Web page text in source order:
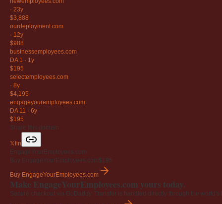
· 23y
$3,888
ourdeployment.com
· 12y
$988
businessemployees.com
DA 1 · 1y
$195
selectemployees.com
· 8y
$4,195
engageyouremployees.com
DA 11 · 6y
$195
Share this domain
𝕏fin
EngageYourEmployees.com
Buy EngageYourEmployees.com$195
Buy EngageYourEmployees.com
Make EngageYourEmployees.com yours today.
Secure checkout via GoDaddy. Transfer is handled directly through the world's